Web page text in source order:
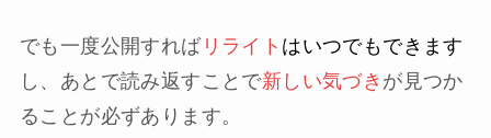
でも一度公開すればリライト はいつでもできます
し、あとで読み返すことで新しい気づき が見つか
ることが必ずあります。